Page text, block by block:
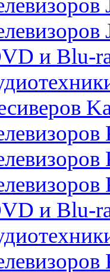
и Blu-
и Blu-